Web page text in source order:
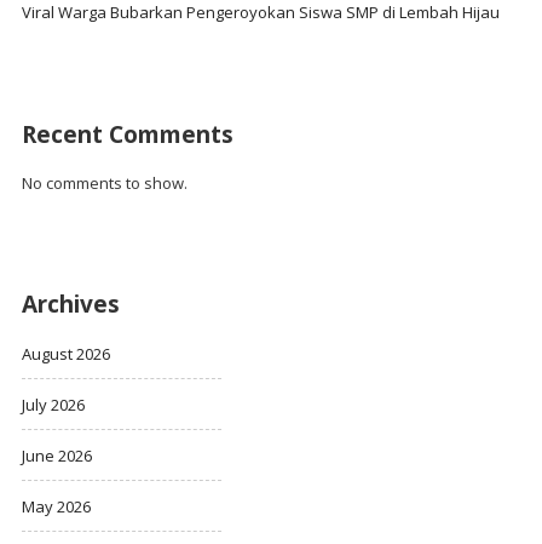
Viral Warga Bubarkan Pengeroyokan Siswa SMP di Lembah Hijau
Recent Comments
No comments to show.
Archives
August 2026
July 2026
June 2026
May 2026